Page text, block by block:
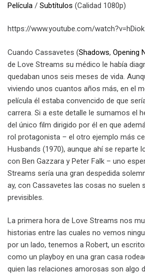
Película / Subtítulos (Calidad 1080p)
https://www.youtube.com/
Cuando Cassavetes (Shadows, Opening
de Love Streams su médico le había
quedaban unos seis meses de vida.
viviendo unos cuantos años más, en el
película él estaba convencido de que
carrera. Si a este detalle le sumamos el
del único film dirigido por él en que
rol protagonista – el otro ejemplo más
Husbands (1970), aunque ahí se reparte
con Ben Gazzara y Peter Falk – uno
Streams sería una gran despedida
ay, con Cassavetes las cosas no suelen
previsibles.
La primera hora de Love Streams nos
historias entre las cuales no vemos
por un lado, tenemos a Robert, un
como un playboy en una gran casa
quien las relaciones amorosas son algo